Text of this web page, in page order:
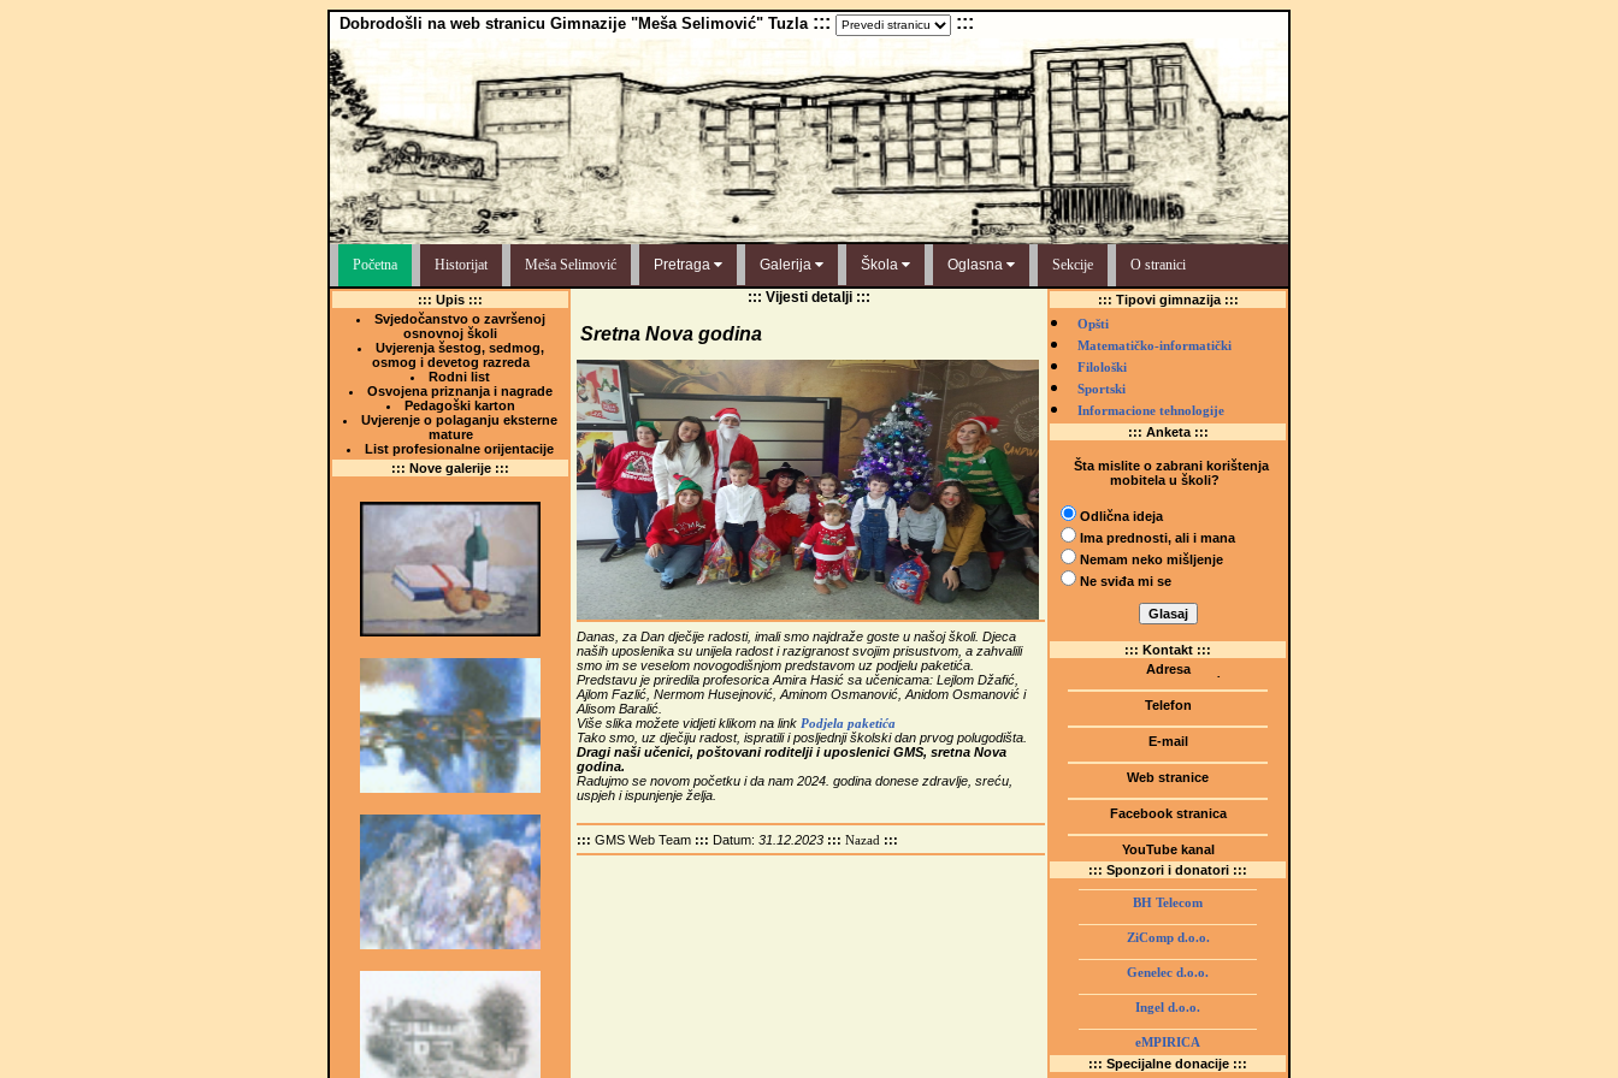
Dobrodošli na web stranicu Gimnazije "Meša Selimović" Tuzla ::: :::
Početna Historijat Meša Selimović Pretraga Galerija Škola Oglasna Sekcije O stranici
::: Upis :::
Svjedočanstvo o završenoj
osnovnoj školi
Uvjerenja šestog, sedmog,
osmog i devetog razreda
Rodni list
Osvojena priznanja i nagrade
Pedagoški karton
Uvjerenje o polaganju eksterne
mature
List profesionalne orijentacije
::: Nove galerije :::
::: Vijesti detalji :::
Sretna Nova godina
Danas, za Dan dječije radosti, imali smo najdraže goste u našoj školi. Djeca
naših uposlenika su unijela radost i razigranost svojim prisustvom, a zahvalili
smo im se veselom novogodišnjom predstavom uz podjelu paketića.
Predstavu je priredila profesorica Amira Hasić sa učenicama: Lejlom Džafić,
Ajlom Fazlić, Nermom Husejnović, Aminom Osmanović, Anidom Osmanović i
Alisom Baralić.
Više slika možete vidjeti klikom na link Podjela paketića
Tako smo, uz dječiju radost, ispratili i posljednji školski dan prvog polugodišta.
Dragi naši učenici, poštovani roditelji i uposlenici GMS, sretna Nova
godina.
Radujmo se novom početku i da nam 2024. godina donese zdravlje, sreću,
uspjeh i ispunjenje želja.
::: GMS Web Team::: Datum: 31.12.2023::: Nazad :::
::: Tipovi gimnazija :::
Opšti
Matematičko-informatički
Filološki
Sportski
Informacione tehnologije
::: Anketa :::
Šta mislite o zabrani korištenja
mobitela u školi?
Odlična ideja
Ima prednosti, ali i mana
Nemam neko mišljenje
Ne sviđa mi se
::: Kontakt :::
Adresa
(Šetalište I.G. Kovačića 1)
75000 Tuzla, BiH
Telefon
E-mail
Web stranice
www.gmstziam.com.ba
Facebook stranica
YouTube kanal
GMS Tuzla
::: Sponzori i donatori :::
BH Telecom
ZiComp d.o.o.
Genelec d.o.o.
Ingel d.o.o.
eMPIRICA
::: Specijalne donacije :::